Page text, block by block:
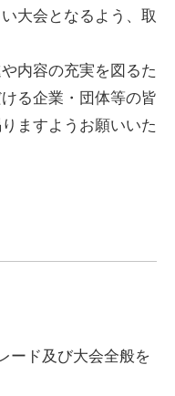
大会となるよう、取
内容の充実を図るた
る企業・団体等の皆
ますようお願いいた
ド及び大会全般を